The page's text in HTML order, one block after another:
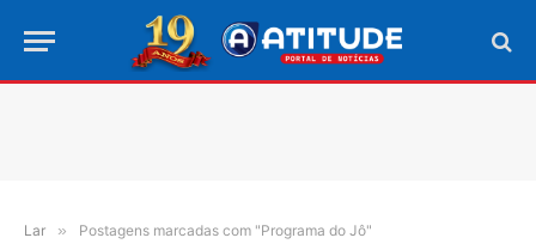
Lar » Postagens marcadas com "Programa do Jô"